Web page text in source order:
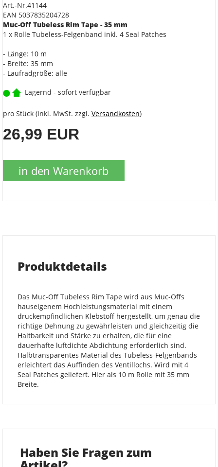
Art.-Nr.41144
EAN 5037835204728
Muc-Off Tubeless Rim Tape - 35 mm
1 x Rolle Tubeless-Felgenband inkl. 4 Seal Patches
- Länge: 10 m
- Breite: 35 mm
- Laufradgröße: alle
Lagernd - sofort verfügbar
pro Stück (inkl. MwSt. zzgl. Versandkosten)
26,99 EUR
in den Warenkorb
Produktdetails
Das Muc-Off Tubeless Rim Tape wird aus Muc-Offs
hauseigenem Hochleistungsmaterial mit einem
druckempfindlichen Klebstoff hergestellt, um genau die
richtige Dehnung zu gewährleisten und gleichzeitig die
Haltbarkeit und Stärke zu erhalten, die für eine
dauerhafte luftdichte Abdichtung erforderlich sind.
Halbtransparentes Material des Tubeless-Felgenbands
erleichtert das Auffinden des Ventillochs. Wird mit 4
Seal Patches geliefert. Hier als 10 m Rolle mit 35 mm
Breite.
Haben Sie Fragen zum